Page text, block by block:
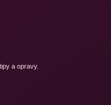
a opravy.